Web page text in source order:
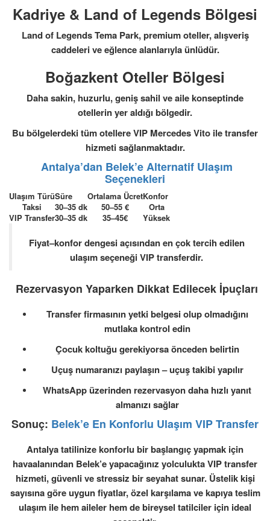
Kadriye & Land of Legends Bölgesi
Land of Legends Tema Park, premium oteller, alışveriş
caddeleri ve eğlence alanlarıyla ünlüdür.
Boğazkent Oteller Bölgesi
Daha sakin, huzurlu, geniş sahil ve aile konseptinde
otellerin yer aldığı bölgedir.
Bu bölgelerdeki tüm otellereVIP Mercedes Vito ile transfer
hizmeti sağlanmaktadır.
Antalya’dan Belek’e Alternatif Ulaşım
Seçenekleri
Ulaşım TürüSüre Ortalama ÜcretKonfor
Taksi
30–35 dk 50–55 €
Orta
VIP Transfer30–35 dk 35–45€ Yüksek
Fiyat–konfor dengesi açısından en çok tercih edilen
ulaşım seçeneğiVIP transferdir.
Rezervasyon Yaparken Dikkat Edilecek İpuçları
Transfer firmasınınyetki belgesiolup olmadığını
mutlaka kontrol edin
Çocuk koltuğu gerekiyorsaönceden belirtin
Uçuş numaranızı paylaşın – uçuş takibi yapılır
WhatsApp üzerinden rezervasyon daha hızlı yanıt
almanızı sağlar
Sonuç: Belek’e En Konforlu Ulaşım VIP Transfer
Antalya tatilinize konforlu bir başlangıç yapmak için
havaalanından Belek’e yapacağınız yolculuktaVIP transfer
hizmeti, güvenli ve stressiz bir seyahat sunar. Üstelik kişi
sayısına göre uygun fiyatlar, özel karşılama ve kapıya teslim
ulaşım ile hem aileler hem de bireysel tatilciler için ideal